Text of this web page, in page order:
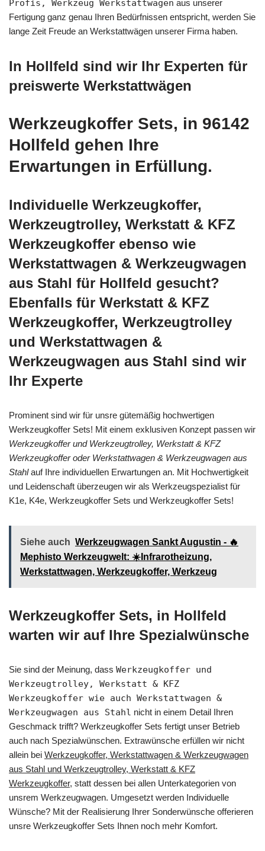
Profis, Werkzeug Werkstattwagen aus unserer
Fertigung ganz genau Ihren Bedürfnissen entspricht, werden Sie
lange Zeit Freude an Werkstattwägen unserer Firma haben.
In Hollfeld sind wir Ihr Experten für
preiswerte Werkstattwägen
Werkzeugkoffer Sets, in 96142
Hollfeld gehen Ihre
Erwartungen in Erfüllung.
Individuelle Werkzeugkoffer,
Werkzeugtrolley, Werkstatt & KFZ
Werkzeugkoffer ebenso wie
Werkstattwagen & Werkzeugwagen
aus Stahl für Hollfeld gesucht?
Ebenfalls für Werkstatt & KFZ
Werkzeugkoffer, Werkzeugtrolley
und Werkstattwagen &
Werkzeugwagen aus Stahl sind wir
Ihr Experte
Prominent sind wir für unsre gütemäßig hochwertigen
Werkzeugkoffer Sets! Mit einem exklusiven Konzept passen wir
Werkzeugkoffer und Werkzeugtrolley, Werkstatt & KFZ
Werkzeugkoffer oder Werkstattwagen & Werkzeugwagen aus
Stahlauf Ihre individuellen Erwartungen an. Mit Hochwertigkeit
und Leidenschaft überzeugen wir als Werkzeugspezialist für
K1e, K4e, Werkzeugkoffer Sets und Werkzeugkoffer Sets!
Siehe auch Werkzeugwagen Sankt Augustin - 🔥
Mephisto Werkzeugwelt: ☀️Infrarotheizung,
Werkstattwagen, Werkzeugkoffer, Werkzeug
Werkzeugkoffer Sets, in Hollfeld
warten wir auf Ihre Spezialwünsche
Sie sind der Meinung, dass Werkzeugkoffer und
Werkzeugtrolley, Werkstatt & KFZ
Werkzeugkoffer wie auch Werkstattwagen &
Werkzeugwagen aus Stahl nicht in einem Detail Ihren
Geschmack trifft? Werkzeugkoffer Sets fertigt unser Betrieb
auch nach Spezialwünschen. Extrawünsche erfüllen wir nicht
allein bei Werkzeugkoffer, Werkstattwagen & Werkzeugwagen
aus Stahl und Werkzeugtrolley, Werkstatt & KFZ
Werkzeugkoffer, statt dessen bei allen Unterkategorien von
unsrem Werkzeugwagen. Umgesetzt werden Individuelle
Wünsche? Mit der Realisierung Ihrer Sonderwünsche offerieren
unsre Werkzeugkoffer Sets Ihnen noch mehr Komfort.